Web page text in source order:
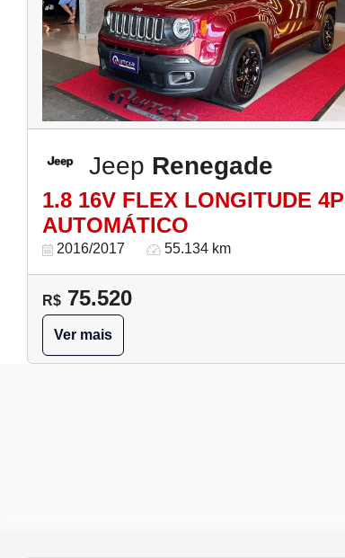
Jeep Renegade
1.8 16V FLEX LONGITUDE 4P
AUTOMÁTICO
2016/2017 55.134 km
R$ 75.520
Ver mais